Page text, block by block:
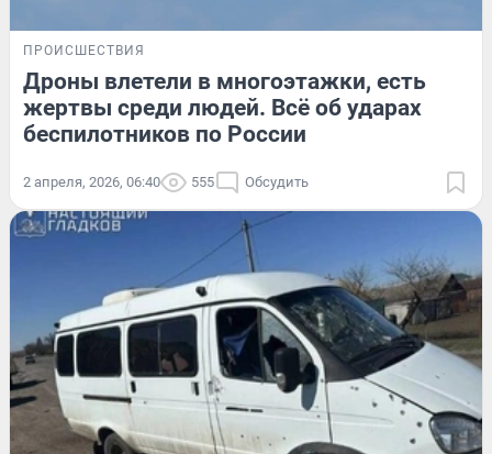
ПРОИСШЕСТВИЯ
Дроны влетели в многоэтажки, есть
жертвы среди людей. Всё об ударах
беспилотников по России
2 апреля, 2026, 06:40 555 Обсудить